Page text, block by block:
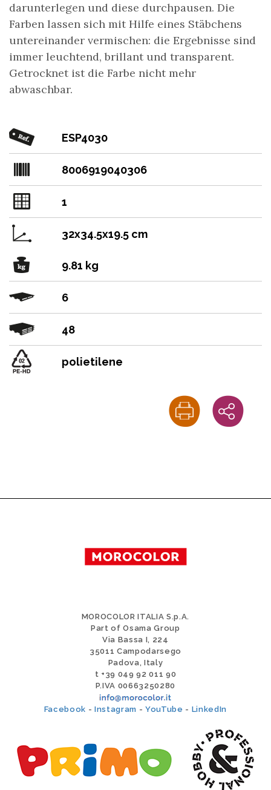
darunterlegen und diese durchpausen. Die
Farben lassen sich mit Hilfe eines Stäbchens
untereinander vermischen: die Ergebnisse sind
immer leuchtend, brillant und transparent.
Getrocknet ist die Farbe nicht mehr
abwaschbar.
ESP4030
8006919040306
1
32x34.5x19.5 cm
9.81 kg
6
48
polietilene
MOROCOLOR ITALIA S.p.A.
Part of Osama Group
Via Bassa I, 224
35011 Campodarsego
Padova, Italy
t +39 049 92 011 90
P.IVA 00663250280
Facebook -Instagram -YouTube - LinkedIn